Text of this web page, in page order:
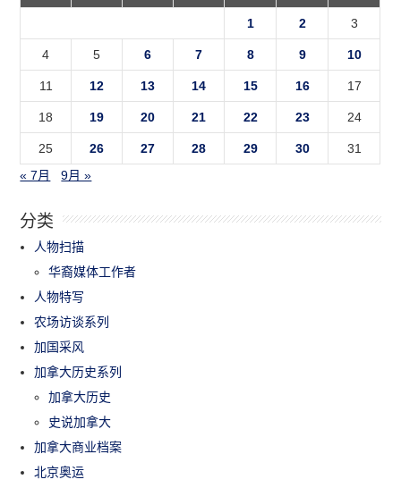
1 2 3
4 5 6 7 8 9 10
11 12 13 14 15 16 17
18 19 20 21 22 23 24
25 26 27 28 29 30
31
« 7月
9月 »
分类
人物扫描
华裔媒体工作者
人物特写
农场访谈系列
加国采风
加拿大历史系列
加拿大历史
史说加拿大
加拿大商业档案
北京奥运